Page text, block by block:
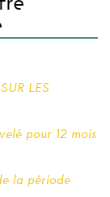
LES
pour 12 mois
la période